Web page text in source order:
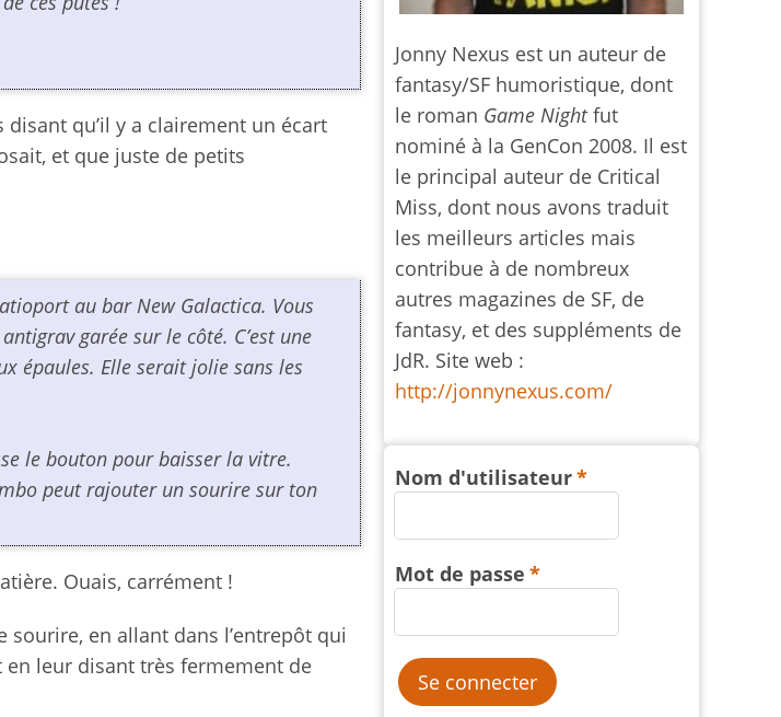
qu’il y a clairement un écart
et que juste de petits
au bar New Galactica. Vous
garée sur le côté. C’est une
épaules. Elle serait jolie sans les
le bouton pour baisser la vitre.
peut rajouter un sourire sur ton
Ouais, carrément !
sourire, en allant dans l’entrepôt qui
en leur disant très fermement de
Jonny Nexus est un auteur de
fantasy/SF humoristique, dont
le roman Game Nightfut
nominé à la GenCon 2008. Il est
le principal auteur de Critical
Miss, dont nous avons traduit
les meilleurs articles mais
contribue à de nombreux
autres magazines de SF, de
fantasy, et des suppléments de
JdR. Site web :
http://jonnynexus.com/
Nom d'utilisateur
Mot de passe